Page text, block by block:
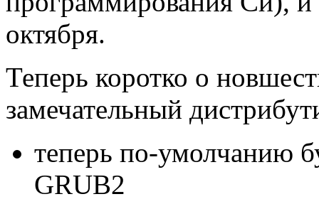
октября.
Теперь коротко о
замечательный
теперь по-умолчанию
GRUB2